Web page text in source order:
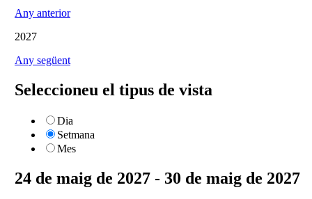
Any anterior
2027
Any següent
Seleccioneu el tipus de vista
Dia
Setmana
Mes
24 de maig de 2027 - 30 de maig de 2027